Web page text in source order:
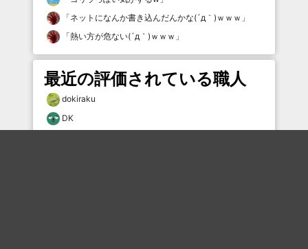
「ネットになんか書き込んだんかな(´д｀)ｗｗｗ 」
「熱い方が危ない(´д｀)ｗｗｗ 」
最近の評価されている職人
dokiraku
DK